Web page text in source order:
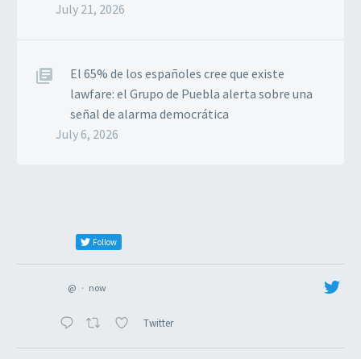
July 21, 2026
El 65% de los españoles cree que existe
lawfare: el Grupo de Puebla alerta sobre una
señal de alarma democrática
July 6, 2026
Follow
@ · now
Twitter